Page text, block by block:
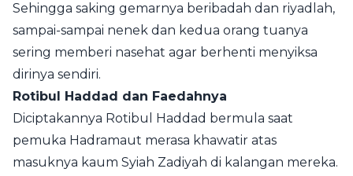
Sehingga saking gemarnya beribadah dan riyadlah,
sampai-sampai nenek dan kedua orang tuanya
sering memberi nasehat agar berhenti menyiksa
dirinya sendiri.
Rotibul Haddad dan Faedahnya
Diciptakannya Rotibul Haddad bermula saat
pemuka Hadramaut merasa khawatir atas
masuknya kaum Syiah Zadiyah di kalangan mereka.